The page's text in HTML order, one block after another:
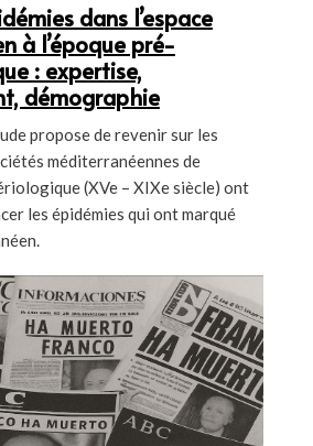
dans l’espace
à l’époque pré-
: expertise,
démographie
propose de revenir sur les
méditerranéennes de
(XVe – XIXe siècle) ont
les épidémies qui ont marqué